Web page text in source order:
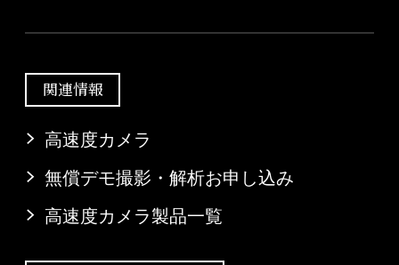
関連情報
高速度カメラ
無償デモ撮影・解析お申し込み
高速度カメラ製品一覧